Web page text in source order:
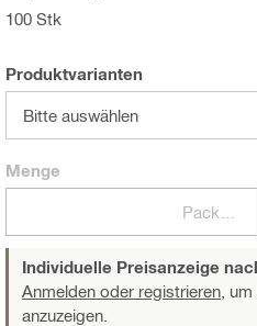
100 Stk
Produktvarianten
Bitte auswählen
Menge
Individuelle Preisanzeige
Anmelden oder registrieren, um
anzuzeigen.